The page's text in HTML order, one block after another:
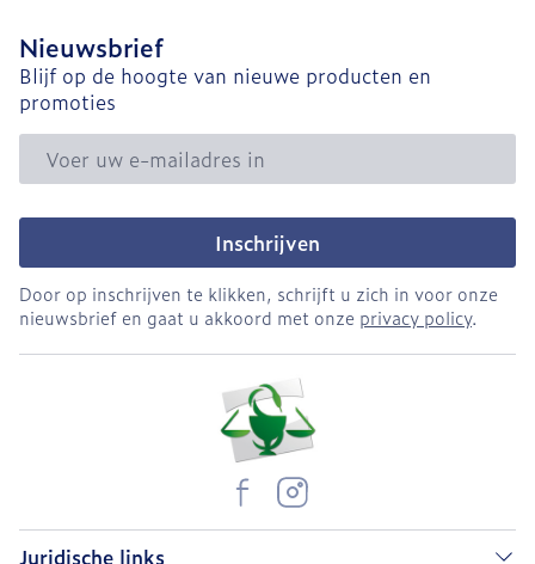
Nieuwsbrief
Blijf op de hoogte van nieuwe producten en
promoties
E-mail adres
Inschrijven
Door op inschrijven te klikken, schrijft u zich in voor onze
nieuwsbrief en gaat u akkoord met onze privacy policy.
Juridische links